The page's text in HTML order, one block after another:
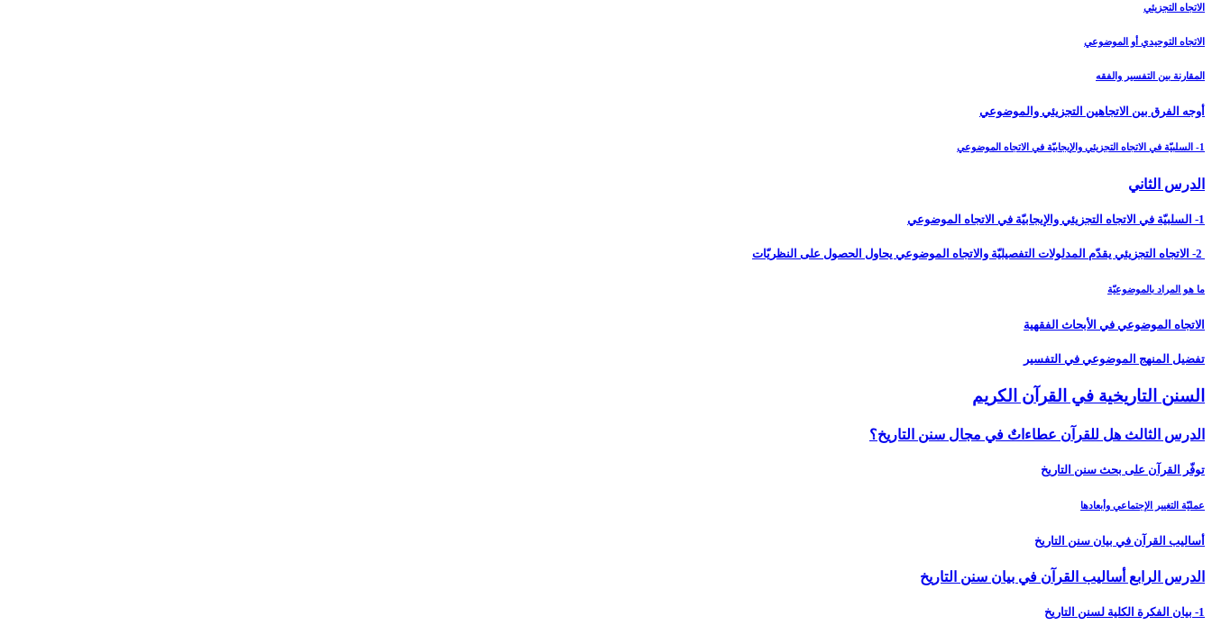
الاتجاه التجزيئي
الاتجاه التوحيدي أو الموضوعي
المقارنة بين التفسير والفقه
أوجه الفرق بين الاتجاهين التجزيئي والموضوعي‏
1- السلبيّة في الاتجاه التجزيئي والإيجابيّة في الاتجاه الموضوعي
الدرس الثاني‏
1- السلبيّة في الاتجاه التجزيئي والإيجابيّة في الاتجاه الموضوعي
ما هو المراد بالموضوعيّة
الاتجاه الموضوعي في الأبحاث الفقهية
تفضيل المنهج الموضوعي في التفسير
السنن التاريخية في القرآن الكريم
الدرس الثالث هل للقرآن عطاءاتٌ في مجال سنن التاريخ؟
توفّر القرآن على بحث سنن التاريخ
عمليّة التغيير الإجتماعي وأبعادها
أساليب القرآن في بيان سنن التاريخ
الدرس الرابع أساليب القرآن في بيان سنن التاريخ‏
1- بيان الفكرة الكلية لسنن التاريخ